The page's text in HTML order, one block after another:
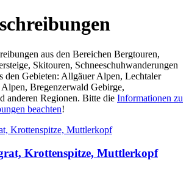
aus den Bereichen Bergtouren,
Skitouren, Schneeschuhwanderungen
den Gebieten: Allgäuer Alpen, Lechtaler
Bregenzerwald Gebirge,
anderen Regionen. Bitte die Informationen zu
beachten!
Krottenspitze, Muttlerkopf